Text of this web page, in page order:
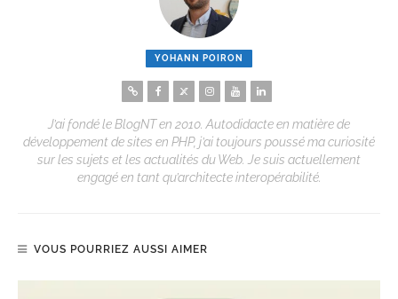
YOHANN POIRON
J’ai fondé le BlogNT en 2010. Autodidacte en matière de
développement de sites en PHP, j’ai toujours poussé ma curiosité
sur les sujets et les actualités du Web. Je suis actuellement
engagé en tant qu’architecte interopérabilité.
VOUS POURRIEZ AUSSI AIMER